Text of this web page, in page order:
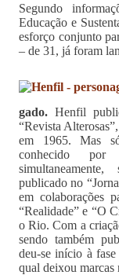
Segundo
Educação e
esforço conjunto
– de 31, já foram
gado. Henfil
“Revista
em 1965. Mas
conhecido
publicado no
em colaborações
“Realidade” e “O
o Rio. Com a
sendo também
deu-se início à
qual deixou marcas